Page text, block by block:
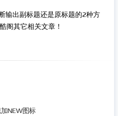
输出副标题还是原标题的2种方
阁其它相关文章！
NEW图标